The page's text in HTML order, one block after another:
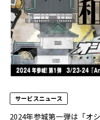
サービスニュース
2024年参城第一弾は「オ